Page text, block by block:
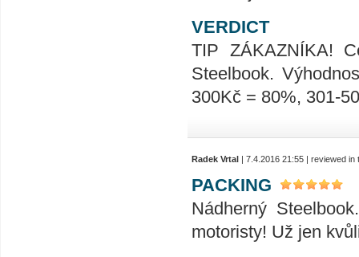
VERDICT
TIP ZÁKAZNÍKA!
Steelbook.
300Kč = 80%, 301-
Radek Vrtal | 7.4.2016 21:55 | reviewed
PACKING
Nádherný
motoristy! Už jen